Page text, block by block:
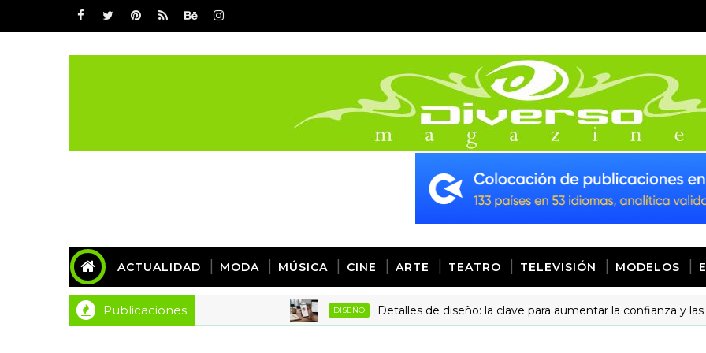
ACTUALIDAD MODA MÚSICA CINE ARTE TEATRO TELEVISIÓN MODELOS
Publicaciones DISEÑO Detalles de diseño: la clave para aumentar la confianza y las visitas